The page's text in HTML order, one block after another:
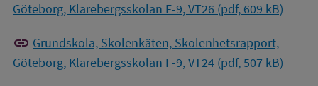
Göteborg, Klarebergsskolan F-9, VT26 (pdf, 609 kB)
link Grundskola, Skolenkäten, Skolenhetsrapport,
Göteborg, Klarebergsskolan F-9, VT24 (pdf, 507 kB)